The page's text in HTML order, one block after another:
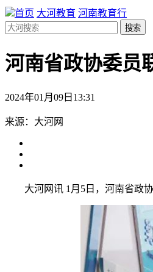
首页 大河教育 河南教育行
搜索
河南省政协委员
2024年01月09日13:31
来源：大河网
大河网讯 1月5日，河南省政